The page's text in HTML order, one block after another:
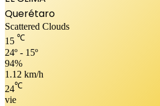
Querétaro
Scattered Clouds
15 ℃
24º - 15º
94%
1.12 km/h
24℃
vie